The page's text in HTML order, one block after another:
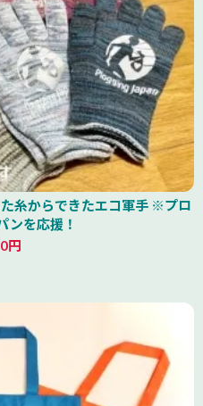
糸からできたエコ軍手 ※プロ
ンを応援！
円